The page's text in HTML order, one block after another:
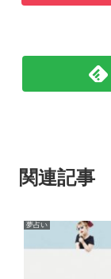
関連記事
夢占い